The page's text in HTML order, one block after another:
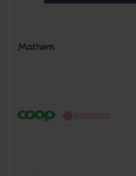
Webbpriser